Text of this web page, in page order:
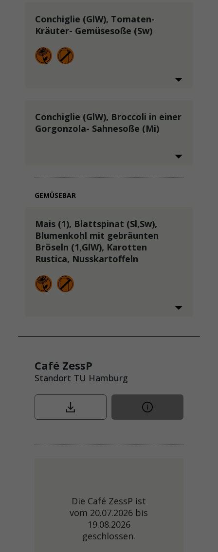
Conchiglie (GlW), Tomaten-
Kräuter- Gemüsesoße (Sw)
Conchiglie (GlW), Broccoli in einer
Gorgonzola- Sahnesoße (Mi)
GEMÜSEBAR
Mais (1), Blattspinat (Sl,Sw),
Blumenkohl mit gebräunten
Bröseln (1,GlW), Karotten
Rustica, Nusskartoffeln
Café ZessP
Standort TU Hamburg
Die Café ZessP ist
vom 20.07.2026 bis
19.08.2026
geschlossen.